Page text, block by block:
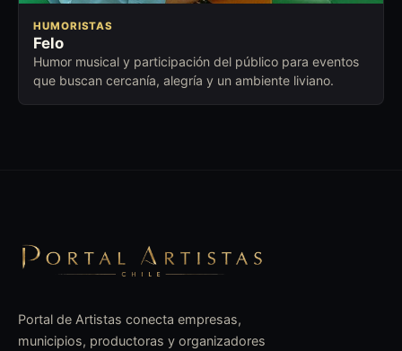
HUMORISTAS
Felo
Humor musical y participación del público para eventos
que buscan cercanía, alegría y un ambiente liviano.
Portal de Artistas conecta empresas,
municipios, productoras y organizadores